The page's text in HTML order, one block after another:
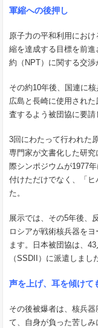
軍縮への後押し
原子力の平和利用にお
縮を達成する目標を前
約（NPT）に関する交渉
その約10年後、国連に
広島と長崎に使用され
査するよう被団協に要請
3回にわたって行われた
専門家が文書化した研
際シンポジウムが1977
付けただけでなく、「
た。
展示では、その5年後、
ロシアが戦術核兵器を
ます。日本被団協は、
（SSDII）に派遣しまし
声を上げ、耳を傾けて
その後被爆者は、核兵
て、自身が負った苦し